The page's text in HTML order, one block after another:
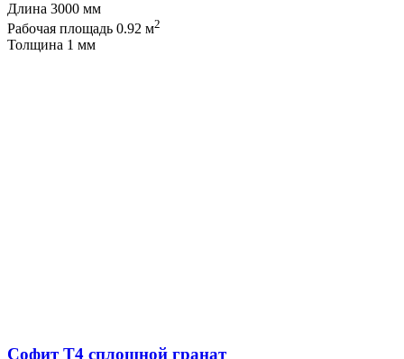
Длина 3000 мм
Рабочая площадь 0.92 м2
Толщина 1 мм
Софит T4 сплошной гранат